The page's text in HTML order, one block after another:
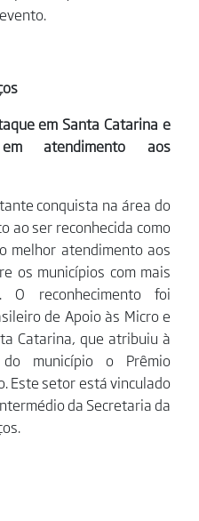
em Santa Catarina e
atendimento aos
conquista na área do
ao ser reconhecida como
melhor atendimento aos
os municípios com mais
reconhecimento foi
de Apoio às Micro e
Catarina, que atribuiu à
município o Prêmio
Este setor está vinculado
da Secretaria da